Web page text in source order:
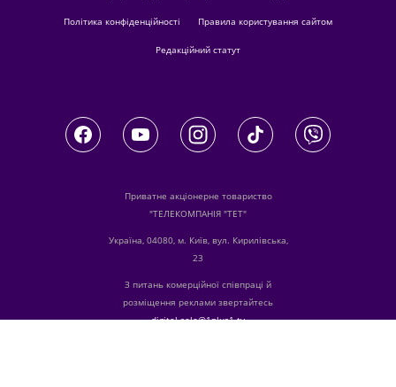
Політика конфіденційності Правила користування сайтом
Редакційний статут
Приватне акціонерне товариство
"ТЕЛЕКОМПАНІЯ "ТЕТ"
Україна, 04080, м. Київ, вул. Кирилівська,
23
З питань комерційної співпраці й
розміщення реклами звертайтесь
digital.sale@1plus1.tv